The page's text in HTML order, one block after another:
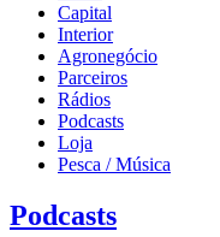
Capital
Interior
Agronegócio
Parceiros
Rádios
Podcasts
Loja
Pesca / Música
Podcasts